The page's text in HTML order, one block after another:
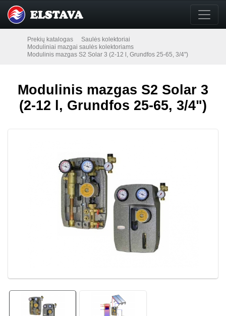
Prekių katalogas
Saulės kolektoriai
Moduliniai mazgai saulės kolektoriams
Modulinis mazgas S2 Solar 3 (2-12 l, Grundfos 25-65, 3/4")
Modulinis mazgas S2 Solar 3
(2-12 l, Grundfos 25-65, 3/4")